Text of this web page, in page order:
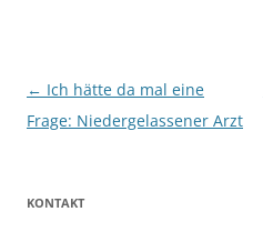
Beitragsnavigation
← Ich hätte da mal eine
Frage: Niedergelassener Arzt
KONTAKT